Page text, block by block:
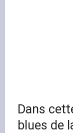
Dans
blues de